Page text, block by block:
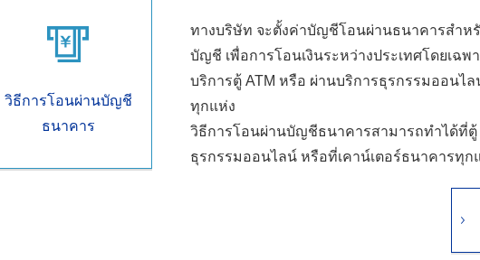
วิธีการโอนผ่านบัญชี
ธนาคาร
ทางบริษัท จะตั้งค่าบัญชีโอนผ่านธนาคารสำห
บัญชี เพื่อการโอนเงินระหว่างประเทศโดยเฉ
บริการตู้ ATM หรือ ผ่านบริการธุรกรรมออนไ
ทุกแห่ง
วิธีการโอนผ่านบัญชีธนาคารสามารถทำได้ที่ตู้
ธุรกรรมออนไลน์ หรือที่เคาน์เตอร์ธนาคารทุก